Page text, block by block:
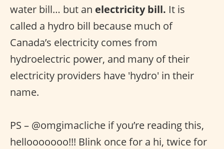
water bill… but an electricity bill. It is
called a hydro bill because much of
Canada’s electricity comes from
hydroelectric power, and many of their
electricity providers have 'hydro' in their
name.
PS – @omgimacliche if you’re reading this,
hellooooooo!!! Blink once for a hi, twice for